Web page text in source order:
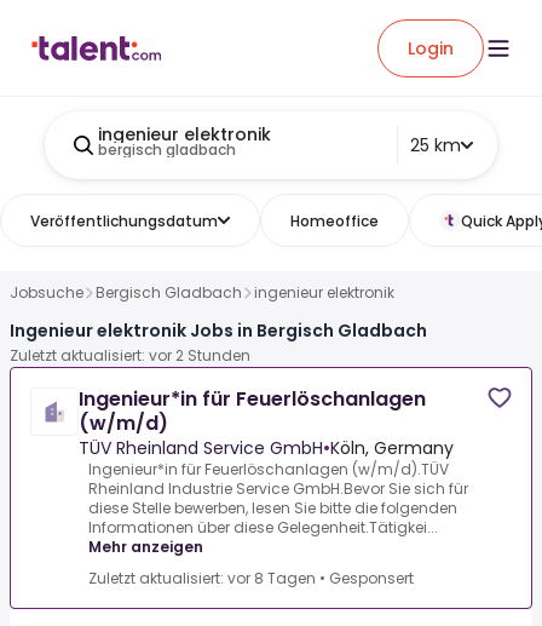
Login
ingenieur elektronik
bergisch gladbach 25 km
Veröffentlichungsdatum Homeoffice Quick
Jobsuche Bergisch Gladbach ingenieur elektronik
Ingenieur elektronik Jobs in Bergisch Gladbach
Zuletzt aktualisiert: vor 2 Stunden
Ingenieur*in für Feuerlöschanlagen
(w/m/d)
TÜV Rheinland Service GmbH•Köln, Germany
Ingenieur*in für Feuerlöschanlagen (w/m/d).TÜV
Rheinland Industrie Service GmbH.Bevor Sie sich für
diese Stelle bewerben, lesen Sie bitte die folgenden
Informationen über diese Gelegenheit.Tätigkei...
Mehr anzeigen
Zuletzt aktualisiert: vor 8 Tagen • Gesponsert